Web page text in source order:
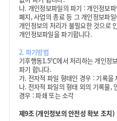
나. 개인정보파일의 파기 : 개인정보
폐지, 사업의 종료 등 그 개인정보파
개인정보의 처리가 불필요한 것으로
개인정보파일을 파기합니다.
2. 파기방법
기후행동1.5℃에서 처리하는 개인정
파기 합니다.
가. 전자적 파일 형태인 경우 : 기록
나. 전자적 파일의 형태 외의 기록물,
경우 : 파쇄 또는 소각
제9조 (개인정보의 안전성 확보 조치)